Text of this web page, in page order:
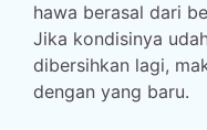
hawa berasal dari
Jika kondisinya
dibersihkan lagi,
dengan yang baru.